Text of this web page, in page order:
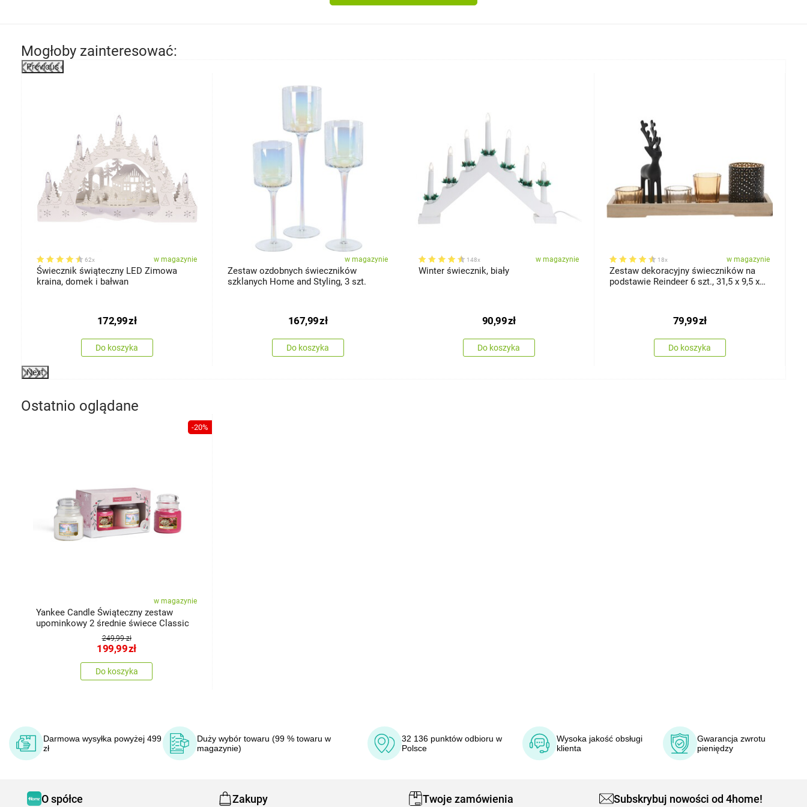
Mogłoby zainteresować:
Previous
62x w magazynie
Świecznik świąteczny LED Zimowa
kraina, domek i bałwan
172,99zł
Do koszyka
w magazynie
Zestaw ozdobnych świeczników
szklanych Home and Styling, 3 szt.
167,99zł
Do koszyka
148x w magazynie
Winter świecznik, biały
90,99zł
Do koszyka
18x w magazynie
Zestaw dekoracyjny świeczników na
podstawie Reindeer 6 szt., 31,5 x 9,5 x
79,99zł
Do koszyka
Next
Ostatnio oglądane
-20%
w magazynie
Yankee Candle Świąteczny zestaw
upominkowy 2 średnie świece Classic
249,99 zł
199,99zł
Do koszyka
Darmowa wysyłka powyżej 499
zł
Duży wybór towaru (99 % towaru w
magazynie)
32 136 punktów odbioru w
Polsce
Wysoka jakość obsługi
klienta
Gwarancja zwrotu
pieniędzy
O spółce Zakupy Twoje zamówienia Subskrybuj nowości od 4home!